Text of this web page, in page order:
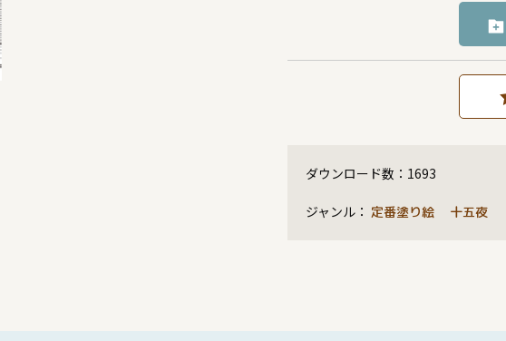
ダウンロード数： 1693
ジャンル： 定番塗り絵 十五夜